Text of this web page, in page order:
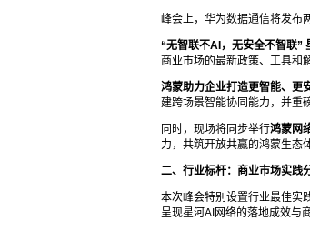
峰会上，华为数据通信将发布
“无智联不AI，无安全不智联”
商业市场的最新政策、工具和
鸿蒙助力企业打造更智能、更
建跨场景智能协同能力，并重
同时，现场将同步举行鸿蒙网
力，共筑开放共赢的鸿蒙生态
二、行业标杆：商业市场实践
本次峰会特别设置行业最佳实
呈现星河AI网络的落地成效与